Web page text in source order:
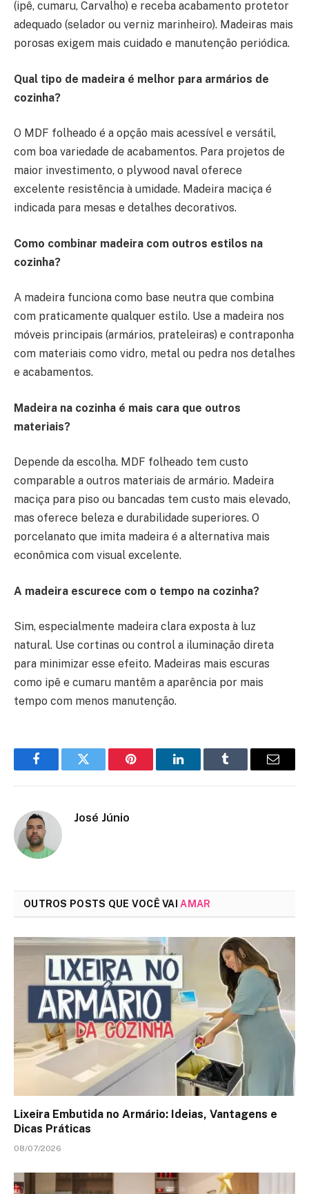
(ipê, cumaru, Carvalho) e receba acabamento protetor
adequado (selador ou verniz marinheiro). Madeiras mais
porosas exigem mais cuidado e manutenção periódica.
Qual tipo de madeira é melhor para armários de
cozinha?
O MDF folheado é a opção mais acessível e versátil,
com boa variedade de acabamentos. Para projetos de
maior investimento, o plywood naval oferece
excelente resistência à umidade. Madeira maciça é
indicada para mesas e detalhes decorativos.
Como combinar madeira com outros estilos na
cozinha?
A madeira funciona como base neutra que combina
com praticamente qualquer estilo. Use a madeira nos
móveis principais (armários, prateleiras) e contraponha
com materiais como vidro, metal ou pedra nos detalhes
e acabamentos.
Madeira na cozinha é mais cara que outros
materiais?
Depende da escolha. MDF folheado tem custo
comparable a outros materiais de armário. Madeira
maciça para piso ou bancadas tem custo mais elevado,
mas oferece beleza e durabilidade superiores. O
porcelanato que imita madeira é a alternativa mais
econômica com visual excelente.
A madeira escurece com o tempo na cozinha?
Sim, especialmente madeira clara exposta à luz
natural. Use cortinas ou control a iluminação direta
para minimizar esse efeito. Madeiras mais escuras
como ipê e cumaru mantêm a aparência por mais
tempo com menos manutenção.
FacebookTwitter Pinterest LinkedInTumblr Email
José Júnio
OUTROS POSTS QUE VOCÊ VAIAMAR
Lixeira Embutida no Armário: Ideias, Vantagens e
Dicas Práticas
08/07/2026